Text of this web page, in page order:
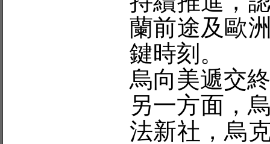
蘭前途及歐
鍵時刻。
烏向美遞交
另一方面，
法新社，烏